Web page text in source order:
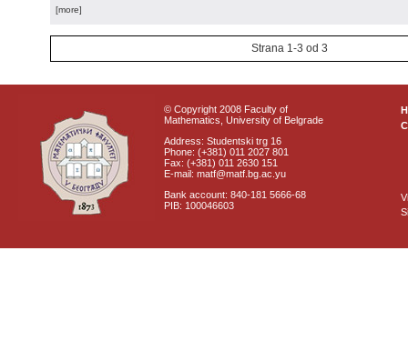
[more]
Strana 1-3 od 3
© Copyright 2008 Faculty of
Mathematics, University of Belgrade
Address: Studentski trg 16
Phone: (+381) 011 2027 801
Fax: (+381) 011 2630 151
E-mail: matf@matf.bg.ac.yu
Bank account: 840-181 5666-68
PIB: 100046603